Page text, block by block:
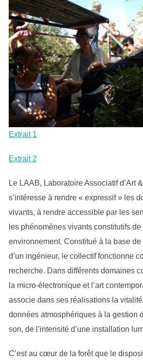
Extrait 1
Extrait 2
Le LAAB, Laboratoire Associatif d’Art
s’intéresse à rendre « expressif » les
vivants, à rendre accessible par les
les phénomènes vivants constitutifs de
environnement. Constitué à la base
d’un ingénieur, le collectif fonctionne
recherche. Dans différents domaines
la micro-électronique et l’art
associe dans ses réalisations la
données atmosphériques à la gestion
son, de l’intensité d’une installation
C’est au cœur de la forêt que le